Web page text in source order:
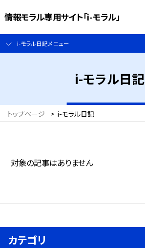
情報モラル専用サイト「i-モラル」
i-モラル日記メニュー
i-モラル日記
トップページ > i-モラル日記
対象の記事はありません
カテゴリ